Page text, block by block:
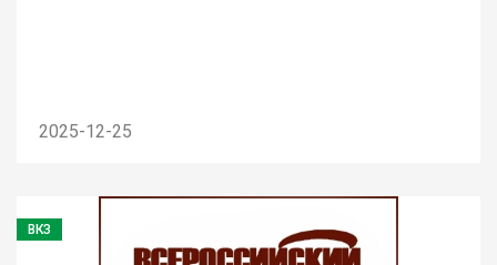
2025-12-25
ВКЗ